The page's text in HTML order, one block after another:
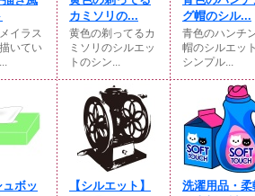
イラス
いてい
カミソリの...
黄色の剃ってるカ
ミソリのシルエッ
トのシン...
グ帽のシル...
青色のハンチ
帽のシルエッ
シンプル...
ボッ
【シルエット】
洗濯用品・柔